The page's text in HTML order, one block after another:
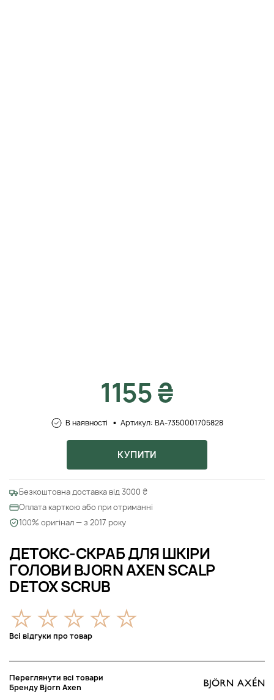
ДЕТОКС-СКРАБ ДЛЯ ШКІРИ
ГОЛОВИ BJORN AXEN SCALP
DETOX SCRUB
Всі відгуки про товар
Переглянути всі товари
Бренду Bjorn Axen
1155 ₴
В наявності Артикул: BA-7350001705828
КУПИТИ
Безкоштовна доставка від 3000 ₴
Оплата карткою або при отриманні
100% оригінал — з 2017 року